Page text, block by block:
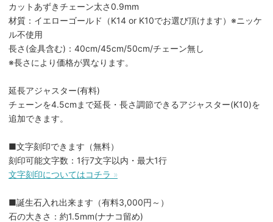
カットあずきチェーン太さ0.9mm
材質：イエローゴールド（K14 or K10でお選び頂けます）※ニッケ
ル不使用
長さ(金具含む)：40cm/45cm/50cm/チェーン無し
※長さにより価格が異なります。
延長アジャスター(有料)
チェーンを4.5cmまで延長・長さ調節できるアジャスター(K10)を
追加できます。
■文字刻印できます（無料）
刻印可能文字数：1行7文字以内・最大1行
文字刻印についてはコチラ »
■誕生石入れ出来ます（有料3,000円～）
石の大きさ：約1.5mm(ナナコ留め)